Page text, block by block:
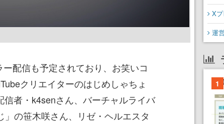
配信も予定されており、お笑いコ
クリエイターのはじめしゃちょ
者・k4senさん、バーチャルライバ
の笹木咲さん、リゼ・ヘルエスタ
X
運
1